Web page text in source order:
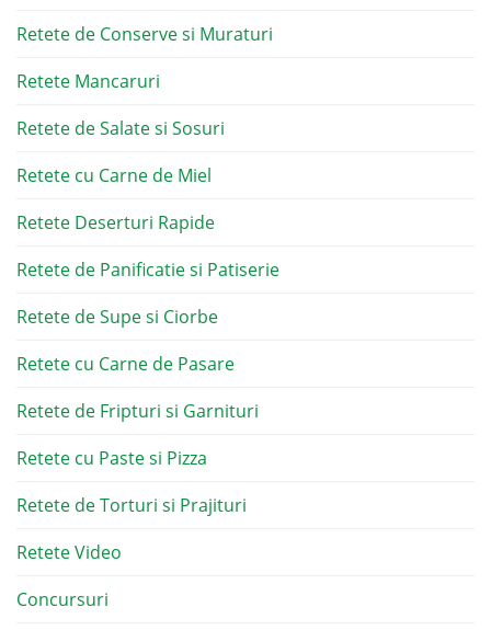
Retete de Conserve si Muraturi
Retete Mancaruri
Retete de Salate si Sosuri
Retete cu Carne de Miel
Retete Deserturi Rapide
Retete de Panificatie si Patiserie
Retete de Supe si Ciorbe
Retete cu Carne de Pasare
Retete de Fripturi si Garnituri
Retete cu Paste si Pizza
Retete de Torturi si Prajituri
Retete Video
Concursuri